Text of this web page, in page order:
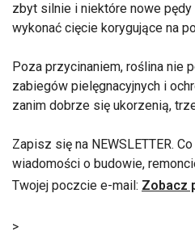
zbyt silnie i niektóre nowe
wykonać cięcie korygujące na
Poza przycinaniem, roślina nie
zabiegów pielęgnacyjnych i
zanim dobrze się ukorzenią,
Zapisz się na NEWSLETTER.
wiadomości o budowie,
Twojej poczcie e-mail: Zobacz
>